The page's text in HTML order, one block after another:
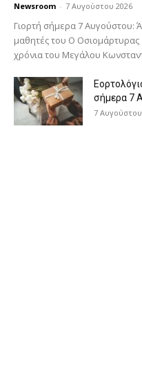
Newsroom - 7 Αυγούστου 2026
Γιορτή σήμερα 7 Αυγούστου:
μαθητές του Ο
χρόνια του Μεγάλου
σήμερα 7
7